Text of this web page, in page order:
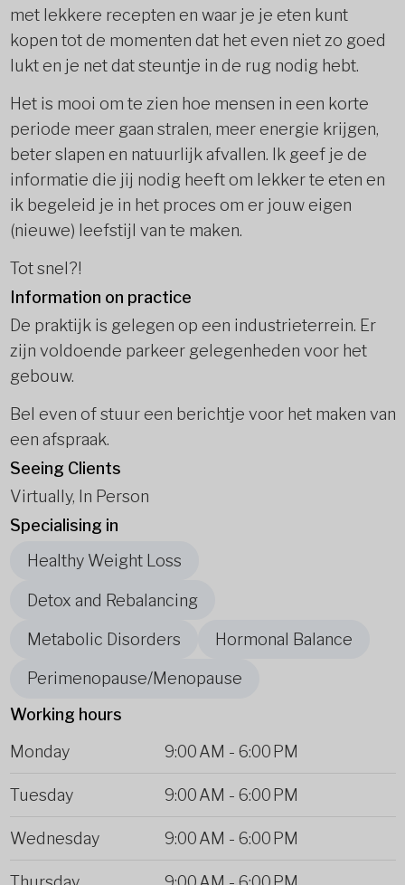
met lekkere recepten en waar je je eten kunt
kopen tot de momenten dat het even niet zo goed
lukt en je net dat steuntje in de rug nodig hebt.
Het is mooi om te zien hoe mensen in een korte
periode meer gaan stralen, meer energie krijgen,
beter slapen en natuurlijk afvallen. Ik geef je de
informatie die jij nodig heeft om lekker te eten en
ik begeleid je in het proces om er jouw eigen
(nieuwe) leefstijl van te maken.
Tot snel?!
Information on practice
De praktijk is gelegen op een industrieterrein. Er
zijn voldoende parkeer gelegenheden voor het
gebouw.
Bel even of stuur een berichtje voor het maken van
een afspraak.
Seeing Clients
Virtually, In Person
Specialising in
Healthy Weight Loss
Detox and Rebalancing
Metabolic Disorders Hormonal Balance
Perimenopause/Menopause
Working hours
Monday
9:00 AM - 6:00 PM
Tuesday 9:00 AM - 6:00 PM
Wednesday 9:00 AM - 6:00 PM